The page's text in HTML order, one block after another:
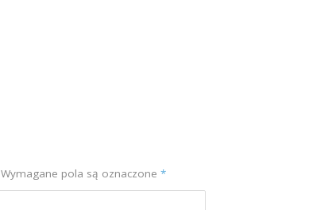
Wymagane pola są oznaczone *